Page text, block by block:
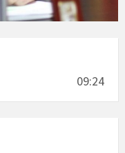
09:24